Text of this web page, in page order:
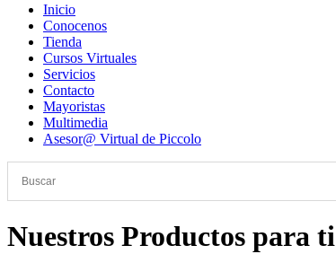
Inicio
Conocenos
Tienda
Cursos Virtuales
Servicios
Contacto
Mayoristas
Multimedia
Asesor@ Virtual de Piccolo
Nuestros Productos para ti